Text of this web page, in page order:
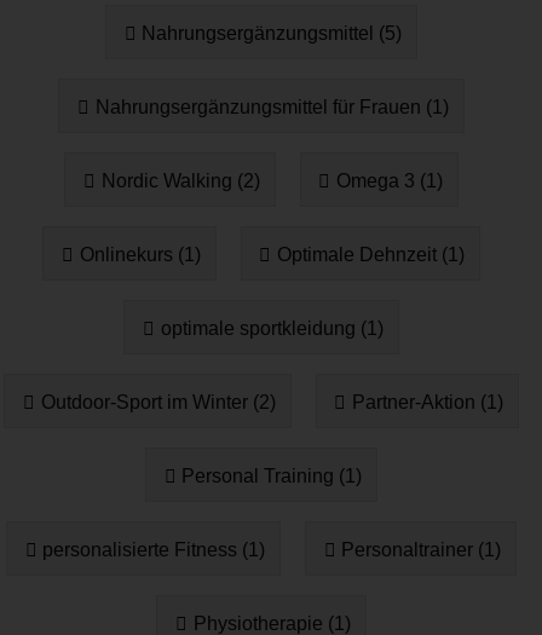
Nahrungsergänzungsmittel (5)
Nahrungsergänzungsmittel für Frauen (1)
Nordic Walking (2) Omega 3 (1)
Onlinekurs (1) Optimale Dehnzeit (1)
optimale sportkleidung (1)
Outdoor-Sport im Winter (2) Partner-Aktion (1)
Personal Training (1)
personalisierte Fitness (1) Personaltrainer (1)
Physiotherapie (1)